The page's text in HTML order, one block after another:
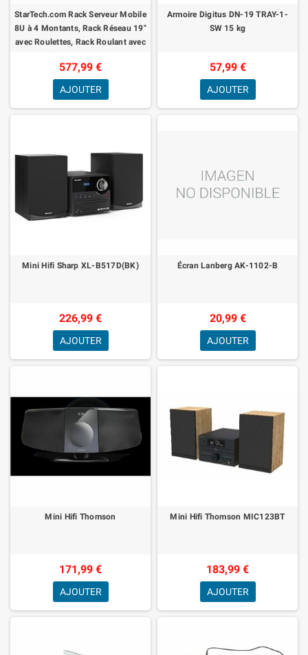
StarTech.com Rack Serveur Mobile
8U à 4 Montants, Rack Réseau 19"
avec Roulettes, Rack Roulant avec
Profondeur Ajustable
577,99 €
AJOUTER
Armoire Digitus DN-19 TRAY-1-
SW 15 kg
57,99 €
AJOUTER
Mini Hifi Sharp XL-B517D(BK)
226,99 €
AJOUTER
Écran Lanberg AK-1102-B
20,99 €
AJOUTER
Mini Hifi Thomson
171,99 €
AJOUTER
Mini Hifi Thomson MIC123BT
183,99 €
AJOUTER